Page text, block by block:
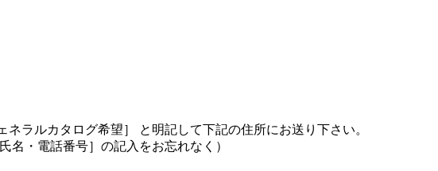
ラルカタログ希望］ と明記して下記の住所にお送り下さい。
名・電話番号］の記入をお忘れなく）